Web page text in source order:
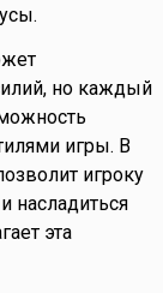
но каждый
игры. В
игроку
насладиться
эта